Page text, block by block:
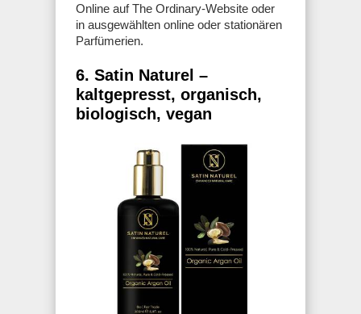
Online auf The Ordinary-Website oder
in ausgewählten online oder stationären
Parfümerien.
6. Satin Naturel –
kaltgepresst, organisch,
biologisch, vegan